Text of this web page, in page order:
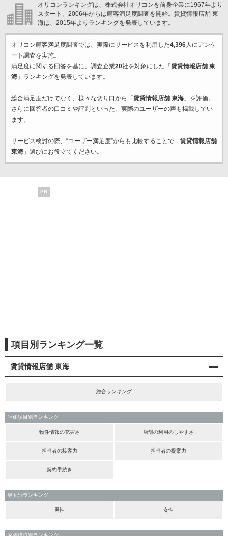
オリコンランキングは、株式会社オリコンを前身企業に1967年より
スタート。2006年からは顧客満足度調査を開始。賃貸情報店舗 東
海は、2015年よりランキングを発表しています。
オリコン顧客満足度調査では、実際にサービスを利用した4,396人にアンケ
ート調査を実施。
満足度に関する回答を基に、調査企業20社を対象にした「 賃貸情報店舗 東
海」ランキングを発表しています。
総合満足度だけでなく、様々な切り口から「 賃貸情報店舗 東海」を評価。
さらに回答者の口コミや評判といった、実際のユーザーの声も掲載してい
ます。
サービス検討の際、“ユーザー満足度”からも比較することで「 賃貸情報店舗
東海」選びにお役立てください。
PR
項目別ランキング一覧
賃貸情報店舗 東海
総合ランキング
評価項目別ランキング
物件情報の充実さ 店舗の利用のしやすさ
担当者の接客力 担当者の提案力
契約手続き
男女別ランキング
男性 女性